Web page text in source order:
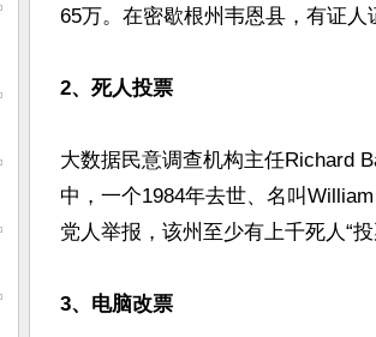
65万。在密歇根州韦恩县，有证人
2、死人投票
大数据民意调查机构主任Richard
中，一个1984年去世、名叫
党人举报，该州至少有上千死人“投
3、电脑改票